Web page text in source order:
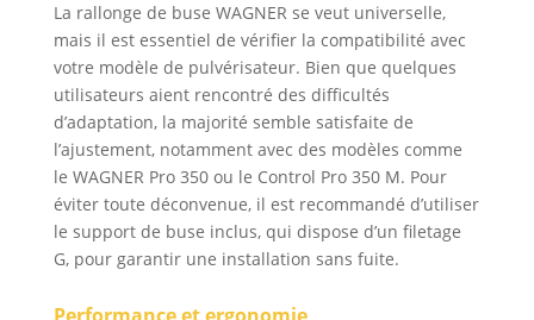
La rallonge de buse WAGNER se veut universelle,
mais il est essentiel de vérifier la compatibilité avec
votre modèle de pulvérisateur. Bien que quelques
utilisateurs aient rencontré des difficultés
d’adaptation, la majorité semble satisfaite de
l’ajustement, notamment avec des modèles comme
le WAGNER Pro 350 ou le Control Pro 350 M. Pour
éviter toute déconvenue, il est recommandé d’utiliser
le support de buse inclus, qui dispose d’un filetage
G, pour garantir une installation sans fuite.